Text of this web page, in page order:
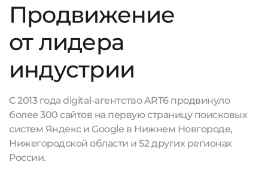
Продвижение
от лидера
индустрии
С 2013 года digital-агентство ART6 продвинуло
более 300 сайтов на первую страницу поисковых
систем Яндекс и Google в Нижнем Новгороде,
Нижегородской области и 52 других регионах
России.